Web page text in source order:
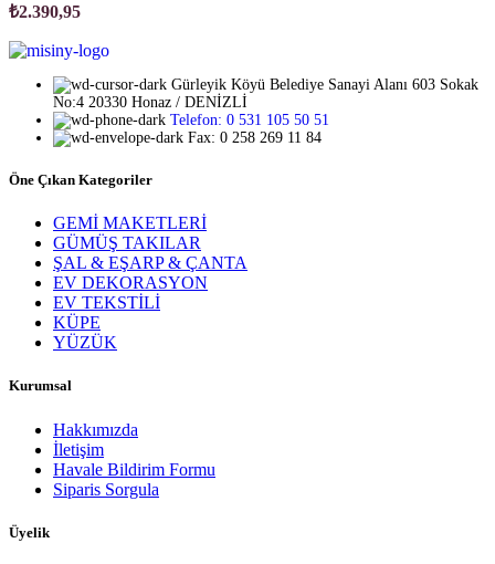
₺2.390,95
Gürleyik Köyü Belediye Sanayi Alanı 603 Sokak
No:4 20330 Honaz / DENİZLİ
Telefon: 0 531 105 50 51
Fax: 0 258 269 11 84
Öne Çıkan Kategoriler
GEMİ MAKETLERİ
GÜMÜŞ TAKILAR
ŞAL & EŞARP & ÇANTA
EV DEKORASYON
EV TEKSTİLİ
KÜPE
YÜZÜK
Kurumsal
Hakkımızda
İletişim
Havale Bildirim Formu
Siparis Sorgula
Üyelik